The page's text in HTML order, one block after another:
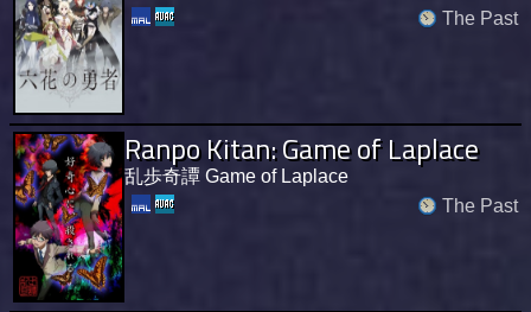
The Past
Ranpo Kitan: Game of Laplace
乱歩奇譚 Game of Laplace
The Past